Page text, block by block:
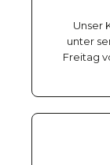
Unser
unter
Freitag